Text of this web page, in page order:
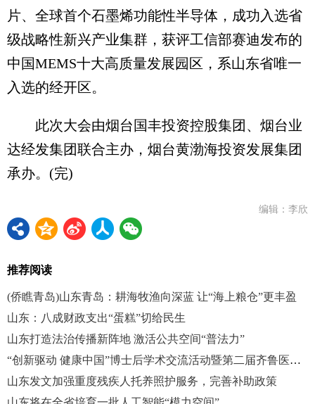
片、全球首个石墨烯功能性半导体，成功入选省
级战略性新兴产业集群，获评工信部赛迪发布的
中国MEMS十大高质量发展园区，系山东省唯一
入选的经开区。
此次大会由烟台国丰投资控股集团、烟台业
达经发集团联合主办，烟台黄渤海投资发展集团
承办。(完)
编辑：李欣
推荐阅读
(侨瞧青岛)山东青岛：耕海牧渔向深蓝 让“海上粮仓”更丰盈
山东：八成财政支出“蛋糕”切给民生
山东打造法治传播新阵地 激活公共空间“普法力”
“创新驱动 健康中国”博士后学术交流活动暨第二届齐鲁医学卓越人才发展大会在济南举办
山东发文加强重度残疾人托养照护服务，完善补助政策